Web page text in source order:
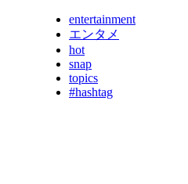
entertainment
エンタメ
hot
snap
topics
#hashtag